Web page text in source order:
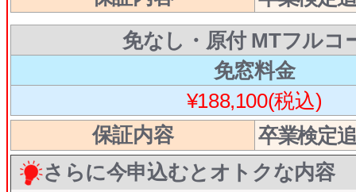
免なし・原付 MTフルコ
免窓料金
¥188,100(税込)
保証内容
卒業検定
さらに今申込むとオトクな内容